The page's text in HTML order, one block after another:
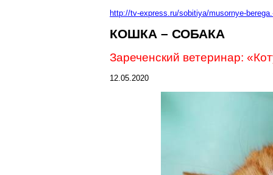
http://tv-express.ru/sobitiya/musornye-
КОШКА – СОБАКА
Зареченский ветеринар:
12.05.2020